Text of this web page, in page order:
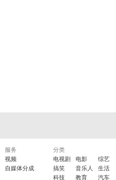
服务
视频
自媒体分成
分类
电视剧
电影 综艺
搞笑
音乐人 生活
科技
教育 汽车